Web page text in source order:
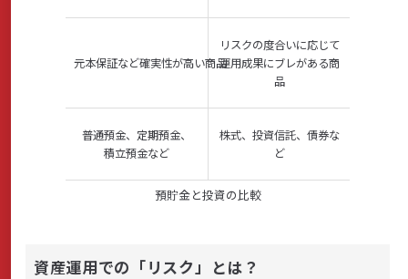
元本保証など確実性が高い商品
リスクの度合いに応じて
運用成果にブレがある商
品
普通預金、定期預金、
積立預金など
株式、投資信託、債券な
ど
預貯金と投資の比較
資産運用での「リスク」とは？